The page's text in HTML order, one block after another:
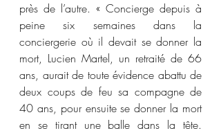
près de l’autre. « Concierge depuis à
peine six semaines dans la
conciergerie où il devait se donner la
mort, Lucien Martel, un retraité de 66
ans, aurait de toute évidence abattu de
deux coups de feu sa compagne de
40 ans, pour ensuite se donner la mort
en se tirant une balle dans la tête.